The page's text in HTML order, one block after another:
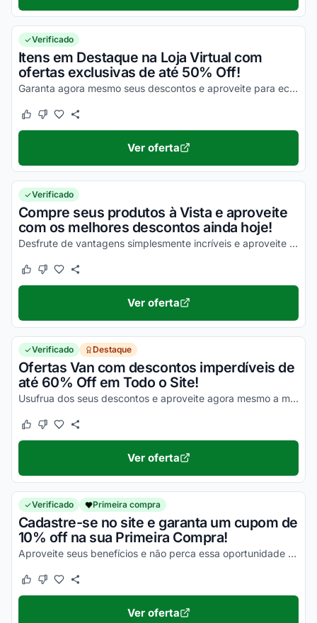
Verificado
Itens em Destaque na Loja Virtual com
ofertas exclusivas de até 50% Off!
Garanta agora mesmo seus descontos e aproveite para economizar de uma forma simples!
Este cupom funcionou
Este cupom não funcionou
Ver oferta
Verificado
Compre seus produtos à Vista e aproveite
com os melhores descontos ainda hoje!
Desfrute de vantagens simplesmente incríveis e aproveite para economizar!
Este cupom funcionou
Este cupom não funcionou
Ver oferta
Verificado Destaque
Ofertas Van com descontos imperdíveis de
até 60% Off em Todo o Site!
Usufrua dos seus descontos e aproveite agora mesmo a melhor oportunidade para economizar em todas as suas compras online!
Este cupom funcionou
Este cupom não funcionou
Ver oferta
Verificado Primeira compra
Cadastre-se no site e garanta um cupom de
10% off na sua Primeira Compra!
Aproveite seus benefícios e não perca essa oportunidade para economizar!
Este cupom funcionou
Este cupom não funcionou
Ver oferta